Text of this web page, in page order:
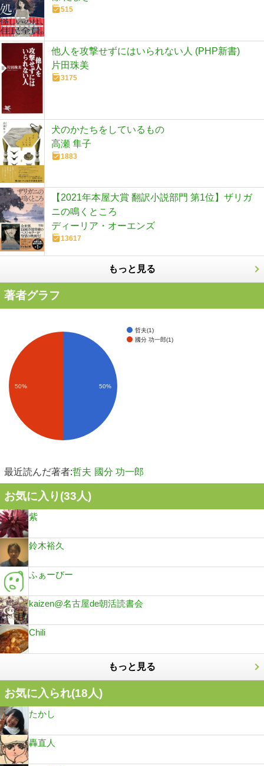
515
他人を攻撃せずにはいられない人 (PHP新書)
片田珠美
3175
犬のかたちをしているもの
高瀬 隼子
1883
【2021年本屋大賞 翻訳小説部門 第1位】ザリガ
ニの鳴くところ
ディーリア・オーエンズ
13617
もっと見る
著者グラフ
哲夫(1)
國分 功一郎(1)
50% 50%
最近読んだ著者:哲夫 國分 功一郎
お気に入り(33人)
紫
鈴木裕久
ふぁーびー
kaizen@名古屋de朝活読書会
Chili
もっと見る
お気に入られ(18人)
たかし
轟直人